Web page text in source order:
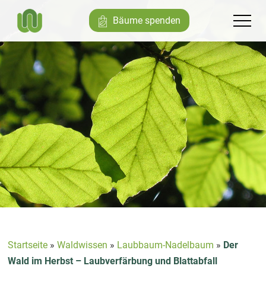
Bäume spenden
Startseite »Waldwissen » Laubbaum-Nadelbaum » Der
Wald im Herbst – Laubverfärbung und Blattabfall